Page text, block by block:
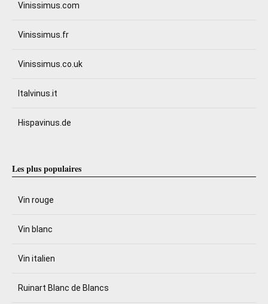
Vinissimus.com
Vinissimus.fr
Vinissimus.co.uk
Italvinus.it
Hispavinus.de
Les plus populaires
Vin rouge
Vin blanc
Vin italien
Ruinart Blanc de Blancs